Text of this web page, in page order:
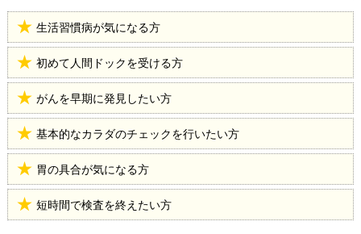
生活習慣病が気になる方
初めて人間ドックを受ける方
がんを早期に発見したい方
基本的なカラダのチェックを行いたい方
胃の具合が気になる方
短時間で検査を終えたい方